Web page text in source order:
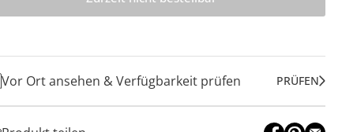
Vor Ort ansehen & Verfügbarkeit prüfen PRÜFEN